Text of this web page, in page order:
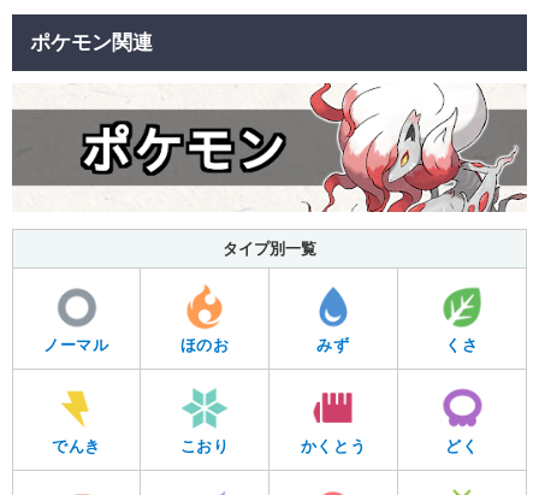
ポケモン関連
タイプ別一覧
ノーマル ほのお みず くさ
でんき こおり かくとう どく